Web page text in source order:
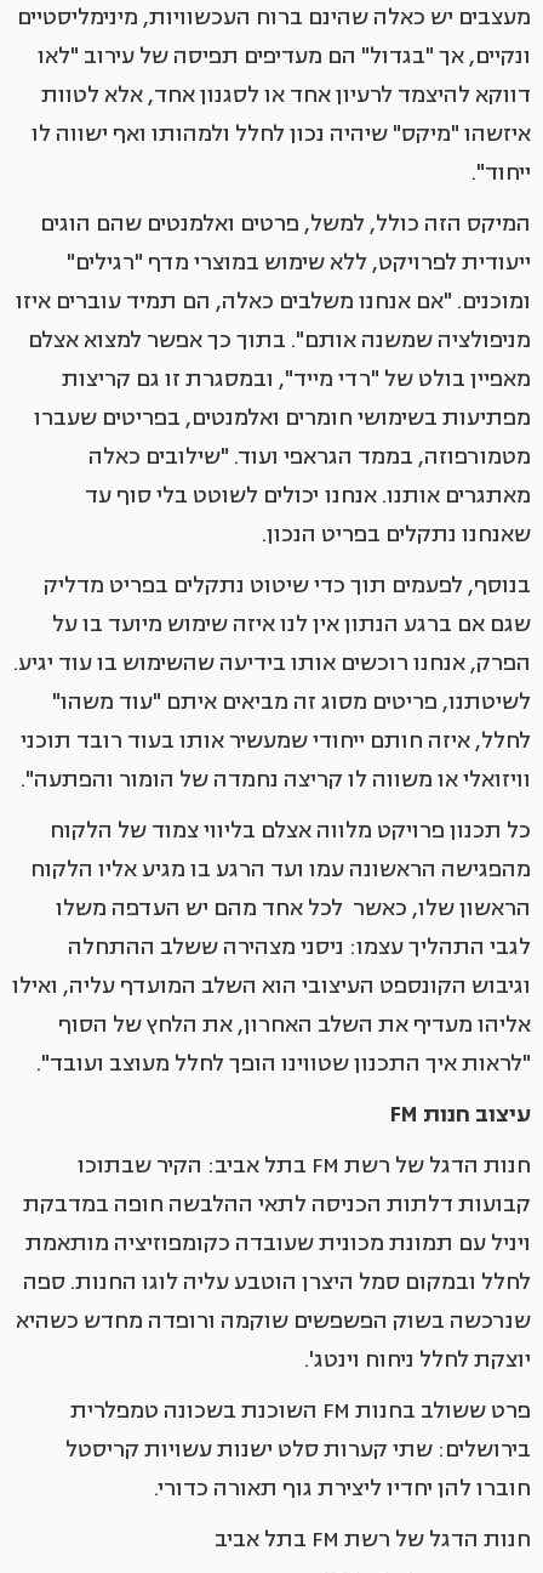
מעצבים יש כאלה שהינם ברוח העכשוויות, מינימליסטיים
ונקיים, אך "בגדול" הם מעדיפים תפיסה של עירוב "לאו
דווקא להיצמד לרעיון אחד או לסגנון אחד, אלא לטוות
איזשהו "מיקס" שיהיה נכון לחלל ולמהותו ואף ישווה לו
ייחוד".
המיקס הזה כולל, למשל, פרטים ואלמנטים שהם הוגים
ייעודית לפרויקט, ללא שימוש במוצרי מדף "רגילים"
ומוכנים. "אם אנחנו משלבים כאלה, הם תמיד עוברים איזו
מניפולציה שמשנה אותם". בתוך כך אפשר למצוא אצלם
מאפיין בולט של "רדי מייד", ובמסגרת זו גם קריצות
מפתיעות בשימושי חומרים ואלמנטים, בפריטים שעברו
מטמורפוזה, בממד הגראפי ועוד. "שילובים כאלה
מאתגרים אותנו. אנחנו יכולים לשוטט בלי סוף עד
שאנחנו נתקלים בפריט הנכון.
בנוסף, לפעמים תוך כדי שיטוט נתקלים בפריט מדליק
שגם אם ברגע הנתון אין לנו איזה שימוש מיועד בו על
הפרק, אנחנו רוכשים אותו בידיעה שהשימוש בו עוד יגיע.
לשיטתנו, פריטים מסוג זה מביאים איתם "עוד משהו"
לחלל, איזה חותם ייחודי שמעשיר אותו בעוד רובד תוכני
וויזואלי או משווה לו קריצה נחמדה של הומור והפתעה".
כל תכנון פרויקט מלווה אצלם בליווי צמוד של הלקוח
מהפגישה הראשונה עמו ועד הרגע בו מגיע אליו הלקוח
הראשון שלו, כאשר לכל אחד מהם יש העדפה משלו
לגבי התהליך עצמו: ניסני מצהירה ששלב ההתחלה
וגיבוש הקונספט העיצובי הוא השלב המועדף עליה, ואילו
אליהו מעדיף את השלב האחרון, את הלחץ של הסוף
"לראות איך התכנון שטווינו הופך לחלל מעוצב ועובד".
עיצוב חנות FM
חנות הדגל של רשת FM בתל אביב: הקיר שבתוכו
קבועות דלתות הכניסה לתאי ההלבשה חופה במדבקת
ויניל עם תמונת מכונית שעובדה כקומפוזיציה מותאמת
לחלל ובמקום סמל היצרן הוטבע עליה לוגו החנות. ספה
שנרכשה בשוק הפשפשים שוקמה ורופדה מחדש כשהיא
יוצקת לחלל ניחוח וינטג'.
פרט ששולב בחנות FM השוכנת בשכונה טמפלרית
בירושלים: שתי קערות סלט ישנות עשויות קריסטל
חוברו להן יחדיו ליצירת גוף תאורה כדורי.
חנות הדגל של רשת FM בתל אביב